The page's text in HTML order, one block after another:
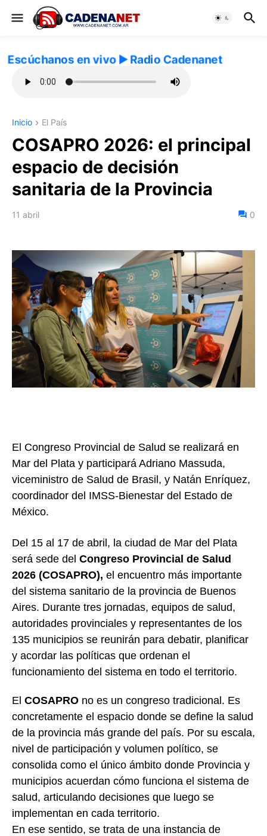
Escúchanos en vivo ▶️ Radio Cadenanet
Inicio El País
COSAPRO 2026: el principal
espacio de decisión
sanitaria de la Provincia
11 abril 0
El Congreso Provincial de Salud se realizará en
Mar del Plata y participará Adriano Massuda,
viceministro de Salud de Brasil, y Natán Enríquez,
coordinador del IMSS-Bienestar del Estado de
México.
Del 15 al 17 de abril, la ciudad de Mar del Plata
será sede del Congreso Provincial de Salud
2026 (COSAPRO), el encuentro más importante
del sistema sanitario de la provincia de Buenos
Aires. Durante tres jornadas, equipos de salud,
autoridades provinciales y representantes de los
135 municipios se reunirán para debatir, planificar
y acordar las políticas que ordenan el
funcionamiento del sistema en todo el territorio.
El COSAPRO no es un congreso tradicional. Es
concretamente el espacio donde se define la salud
de la provincia más grande del país. Por su escala,
nivel de participación y volumen político, se
consolida como el único ámbito donde Provincia y
municipios acuerdan cómo funciona el sistema de
salud, articulando decisiones que luego se
implementan en cada territorio.
En ese sentido, se trata de una instancia de